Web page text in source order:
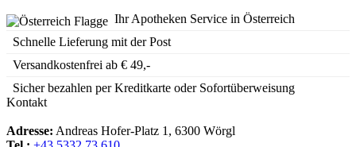
Ihr Apotheken Service in Österreich
Schnelle Lieferung mit der Post
Versandkostenfrei ab € 49,-
Sicher bezahlen per Kreditkarte oder Sofortüberweisung
Kontakt
Adresse: Andreas Hofer-Platz 1, 6300 Wörgl